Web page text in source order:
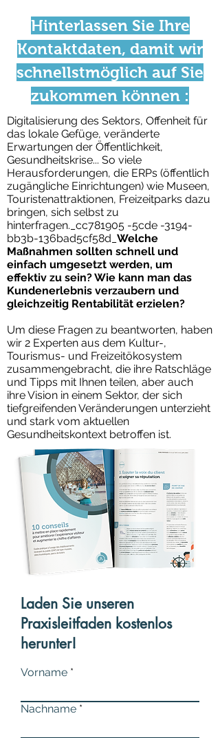
Hinterlassen Sie Ihre
Kontaktdaten, damit wir
schnellstmöglich auf Sie
zukommen können :
Digitalisierung des Sektors, Offenheit für
das lokale Gefüge, veränderte
Erwartungen der Öffentlichkeit,
Gesundheitskrise... So viele
Herausforderungen, die ERPs (öffentlich
zugängliche Einrichtungen) wie Museen,
Touristenattraktionen, Freizeitparks dazu
bringen, sich selbst zu
hinterfragen._cc781905 -5cde -3194-
bb3b-136bad5cf58d_ Welche
Maßnahmen sollten schnell und
einfach umgesetzt werden, um
effektiv zu sein? Wie kann man das
Kundenerlebnis verzaubern und
gleichzeitig Rentabilität erzielen?
Um diese Fragen zu beantworten, haben
wir 2 Experten aus dem Kultur-,
Tourismus- und Freizeitökosystem
zusammengebracht, die ihre Ratschläge
und Tipps mit Ihnen teilen, aber auch
ihre Vision in einem Sektor, der sich
tiefgreifenden Veränderungen unterzieht
und stark vom aktuellen
Gesundheitskontext betroffen ist.
Laden Sie unseren
Praxisleitfaden kostenlos
herunter!
Vorname
Nachname